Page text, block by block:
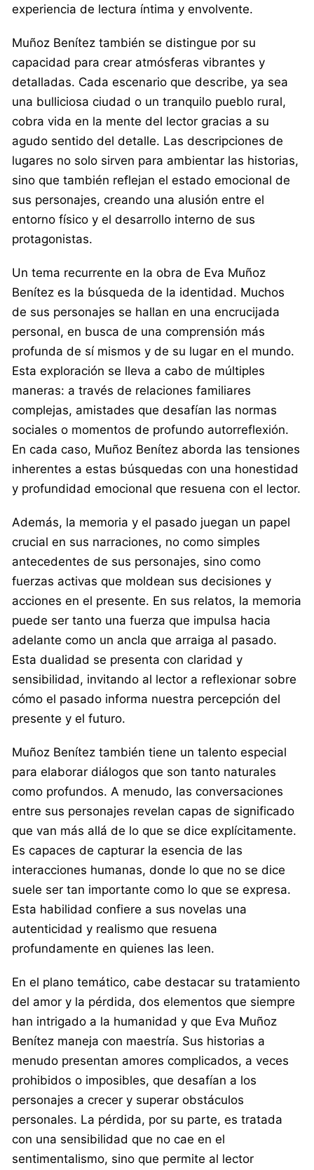
experiencia de lectura íntima y envolvente.
Muñoz Benítez también se distingue por su
capacidad para crear atmósferas vibrantes y
detalladas. Cada escenario que describe, ya sea
una bulliciosa ciudad o un tranquilo pueblo rural,
cobra vida en la mente del lector gracias a su
agudo sentido del detalle. Las descripciones de
lugares no solo sirven para ambientar las historias,
sino que también reflejan el estado emocional de
sus personajes, creando una alusión entre el
entorno físico y el desarrollo interno de sus
protagonistas.
Un tema recurrente en la obra de Eva Muñoz
Benítez es la búsqueda de la identidad. Muchos
de sus personajes se hallan en una encrucijada
personal, en busca de una comprensión más
profunda de sí mismos y de su lugar en el mundo.
Esta exploración se lleva a cabo de múltiples
maneras: a través de relaciones familiares
complejas, amistades que desafían las normas
sociales o momentos de profundo autorreflexión.
En cada caso, Muñoz Benítez aborda las tensiones
inherentes a estas búsquedas con una honestidad
y profundidad emocional que resuena con el lector.
Además, la memoria y el pasado juegan un papel
crucial en sus narraciones, no como simples
antecedentes de sus personajes, sino como
fuerzas activas que moldean sus decisiones y
acciones en el presente. En sus relatos, la memoria
puede ser tanto una fuerza que impulsa hacia
adelante como un ancla que arraiga al pasado.
Esta dualidad se presenta con claridad y
sensibilidad, invitando al lector a reflexionar sobre
cómo el pasado informa nuestra percepción del
presente y el futuro.
Muñoz Benítez también tiene un talento especial
para elaborar diálogos que son tanto naturales
como profundos. A menudo, las conversaciones
entre sus personajes revelan capas de significado
que van más allá de lo que se dice explícitamente.
Es capaces de capturar la esencia de las
interacciones humanas, donde lo que no se dice
suele ser tan importante como lo que se expresa.
Esta habilidad confiere a sus novelas una
autenticidad y realismo que resuena
profundamente en quienes las leen.
En el plano temático, cabe destacar su tratamiento
del amor y la pérdida, dos elementos que siempre
han intrigado a la humanidad y que Eva Muñoz
Benítez maneja con maestría. Sus historias a
menudo presentan amores complicados, a veces
prohibidos o imposibles, que desafían a los
personajes a crecer y superar obstáculos
personales. La pérdida, por su parte, es tratada
con una sensibilidad que no cae en el
sentimentalismo, sino que permite al lector